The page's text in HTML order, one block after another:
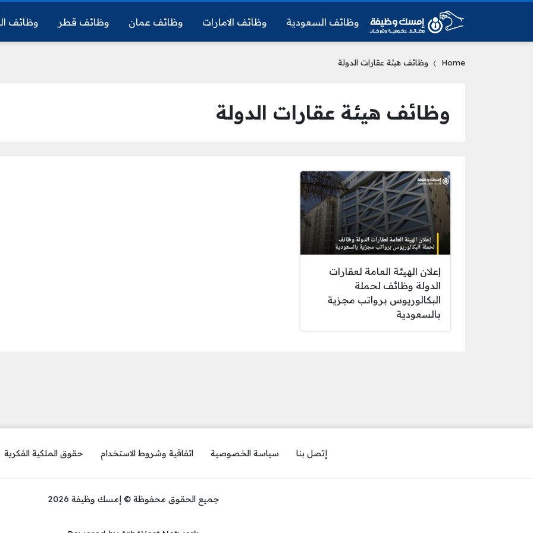
وظائف السعودية وظائف الامارات وظائف عمان وظائف قطر وظائف
Home وظائف هيئة عقارات الدولة
وظائف هيئة عقارات الدولة
إعلان الهيئة العامة لعقارات
الدولة وظائف لحملة
البكالوريوس برواتب مجزية
بالسعودية
إتصل بنا سياسة الخصوصية اتفاقية وشروط الاستخدام حقوق الملكية الفكرية
جميع الحقوق محفوظة © إمسك وظيفة 2026